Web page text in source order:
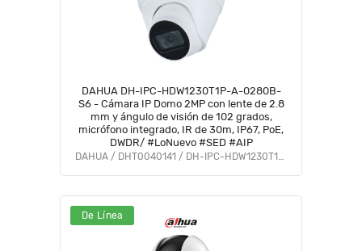
DAHUA DH-IPC-HDW1230T1P-A-0280B-
S6 - Cámara IP Domo 2MP con lente de 2.8
mm y ángulo de visión de 102 grados,
micrófono integrado, IR de 30m, IP67, PoE,
DWDR/ #LoNuevo #SED #AIP
DAHUA / DHT0040141 / DH-IPC-HDW1230T1P-A-0280B-S6
De Línea